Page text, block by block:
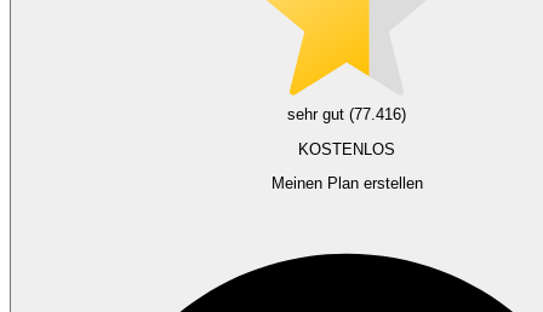
sehr gut (77.416)
KOSTENLOS
Meinen Plan erstellen